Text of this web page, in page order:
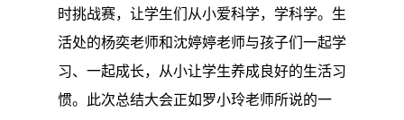
时挑战赛，让学生们从小爱科学，学科学。 生
活处的杨奕老师和沈婷婷老师与孩子们一起学
习、一起成长，从小让学生养成良好的生活习
惯。
此次总结大会正如罗小玲老师所说的一